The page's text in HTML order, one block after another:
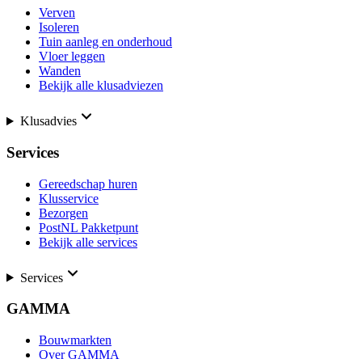
Verven
Isoleren
Tuin aanleg en onderhoud
Vloer leggen
Wanden
Bekijk alle klusadviezen
Klusadvies
Services
Gereedschap huren
Klusservice
Bezorgen
PostNL Pakketpunt
Bekijk alle services
Services
GAMMA
Bouwmarkten
Over GAMMA